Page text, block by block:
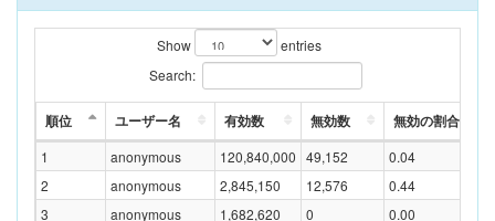
Show
entries
Search:
順位 ユーザー名 有効数 無効数 無効の割合(%)
1 anonymous 120,840,000 49,152
0.04
2
anonymous 2,845,150 12,576
0.44
3
anonymous 1,682,620 0
0.00